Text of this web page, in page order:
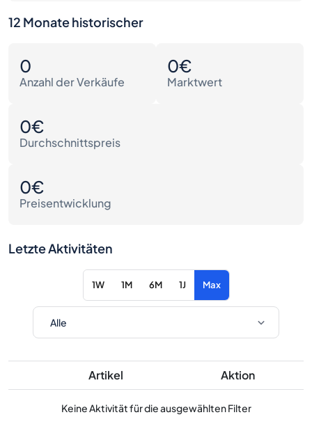
12 Monate historischer
0
Anzahl der Verkäufe
0€
Marktwert
0€
Durchschnittspreis
0€
Preisentwicklung
Letzte Aktivitäten
1W 1M 6M 1J Max
Artikel Aktion
Keine Aktivität für die ausgewählten Filter